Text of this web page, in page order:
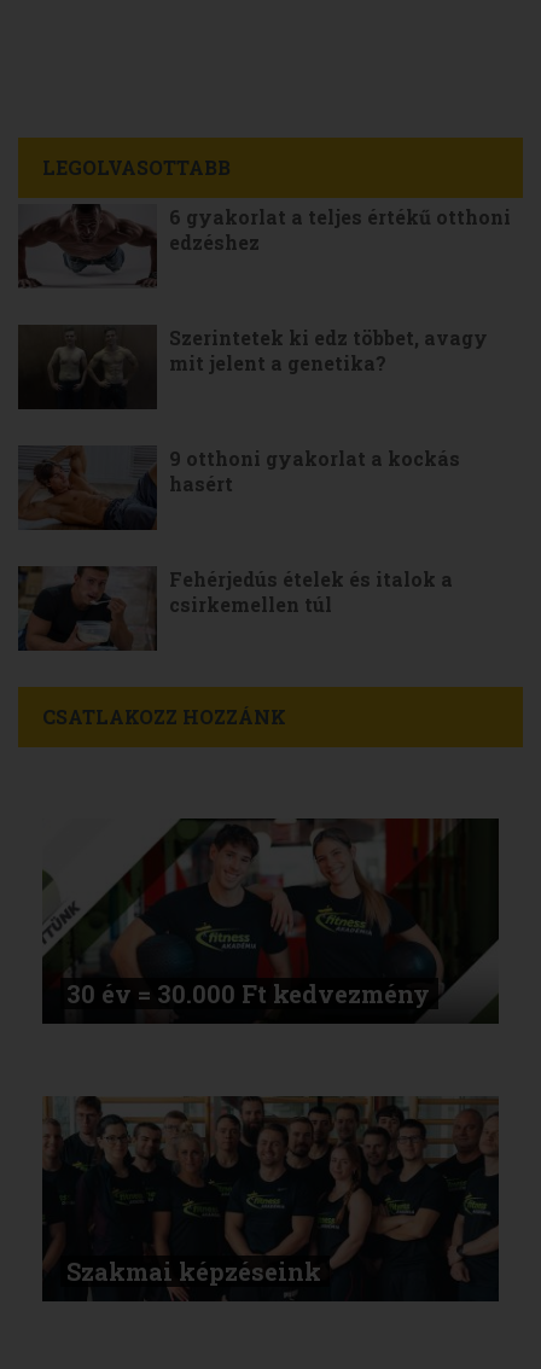
LEGOLVASOTTABB
6 gyakorlat a teljes értékű otthoni
edzéshez
Szerintetek ki edz többet, avagy
mit jelent a genetika?
9 otthoni gyakorlat a kockás
hasért
Fehérjedús ételek és italok a
csirkemellen túl
CSATLAKOZZ HOZZÁNK
30 év = 30.000 Ft kedvezmény
Szakmai képzéseink